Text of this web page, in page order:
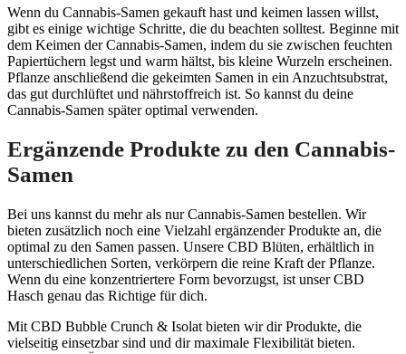
Wenn du Cannabis-Samen gekauft hast und keimen lassen willst,
gibt es einige wichtige Schritte, die du beachten solltest. Beginne mit
dem Keimen der Cannabis-Samen, indem du sie zwischen feuchten
Papiertüchern legst und warm hältst, bis kleine Wurzeln erscheinen.
Pflanze anschließend die gekeimten Samen in ein Anzuchtsubstrat,
das gut durchlüftet und nährstoffreich ist. So kannst du deine
Cannabis-Samen später optimal verwenden.
Ergänzende Produkte zu den Cannabis-
Samen
Bei uns kannst du mehr als nur Cannabis-Samen bestellen. Wir
bieten zusätzlich noch eine Vielzahl ergänzender Produkte an, die
optimal zu den Samen passen. Unsere CBD Blüten, erhältlich in
unterschiedlichen Sorten, verkörpern die reine Kraft der Pflanze.
Wenn du eine konzentriertere Form bevorzugst, ist unser CBD
Hasch genau das Richtige für dich.
Mit CBD Bubble Crunch & Isolat bieten wir dir Produkte, die
vielseitig einsetzbar sind und dir maximale Flexibilität bieten.